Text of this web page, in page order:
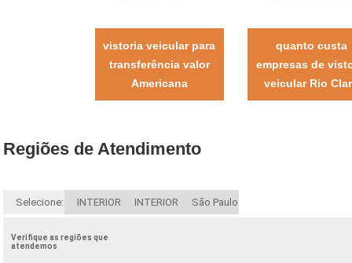
vistoria veicular para
transferência valor
Americana
quanto custa
empresas de
veicular Rio
Regiões de Atendimento
Selecione: INTERIOR INTERIOR São Paulo
Verifique as regiões que
atendemos